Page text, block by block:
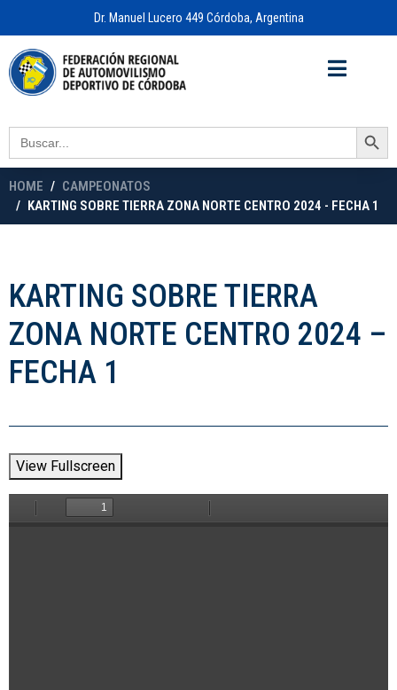
Dr. Manuel Lucero 449 Córdoba, Argentina
Search
for:
Search Button
HOME
CAMPEONATOS
KARTING SOBRE TIERRA ZONA NORTE CENTRO 2024 - FECHA 1
KARTING SOBRE TIERRA
ZONA NORTE CENTRO 2024 –
FECHA 1
View Fullscreen